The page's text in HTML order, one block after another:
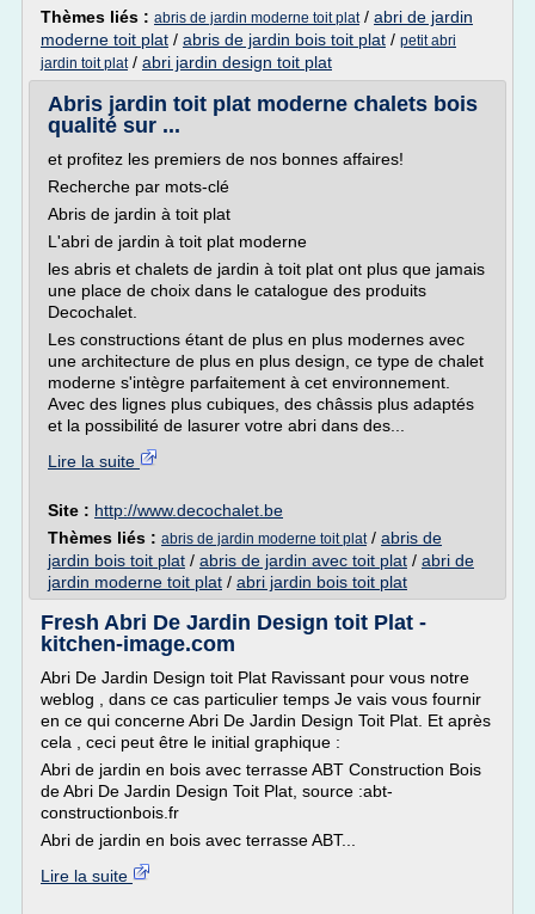
Thèmes liés : abris de jardin moderne toit plat/ abri de jardin
moderne toit plat / abris de jardin bois toit plat / petit abri
jardin toit plat/ abri jardin design toit plat
Abris jardin toit plat moderne chalets bois
qualité sur ...
et profitez les premiers de nos bonnes affaires!
Recherche par mots-clé
Abris de jardin à toit plat
L'abri de jardin à toit plat moderne
les abris et chalets de jardin à toit plat ont plus que jamais
une place de choix dans le catalogue des produits
Decochalet.
Les constructions étant de plus en plus modernes avec
une architecture de plus en plus design, ce type de chalet
moderne s'intègre parfaitement à cet environnement.
Avec des lignes plus cubiques, des châssis plus adaptés
et la possibilité de lasurer votre abri dans des...
Lire la suite
Site : http://www.decochalet.be
Thèmes liés : abris de jardin moderne toit plat/ abris de
jardin bois toit plat / abris de jardin avec toit plat / abri de
jardin moderne toit plat / abri jardin bois toit plat
Fresh Abri De Jardin Design toit Plat -
kitchen-image.com
Abri De Jardin Design toit Plat Ravissant pour vous notre
weblog , dans ce cas particulier temps Je vais vous fournir
en ce qui concerne Abri De Jardin Design Toit Plat. Et après
cela , ceci peut être le initial graphique :
Abri de jardin en bois avec terrasse ABT Construction Bois
de Abri De Jardin Design Toit Plat, source :abt-
constructionbois.fr
Abri de jardin en bois avec terrasse ABT...
Lire la suite